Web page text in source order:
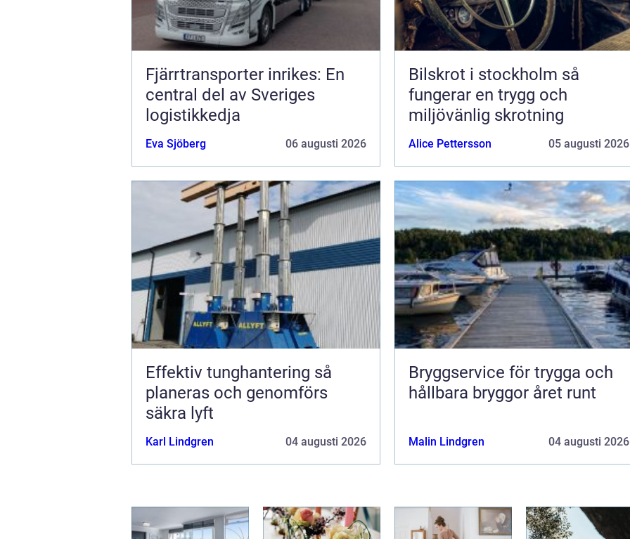
Fjärrtransporter inrikes: En
central del av Sveriges
logistikkedja
Eva Sjöberg 06 augusti 2026
Bilskrot i stockholm så
fungerar en trygg och
miljövänlig skrotning
Alice Pettersson 05 augusti 2026
Effektiv tunghantering så
planeras och genomförs
säkra lyft
Karl Lindgren 04 augusti 2026
Bryggservice för trygga och
hållbara bryggor året runt
Malin Lindgren 04 augusti 2026